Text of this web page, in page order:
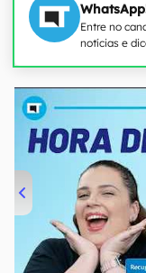
Entre no
notícias e